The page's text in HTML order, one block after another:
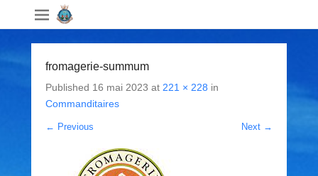
fromagerie-summum
Published 16 mai 2023 at 221 × 228 in
Commanditaires
← Previous Next →